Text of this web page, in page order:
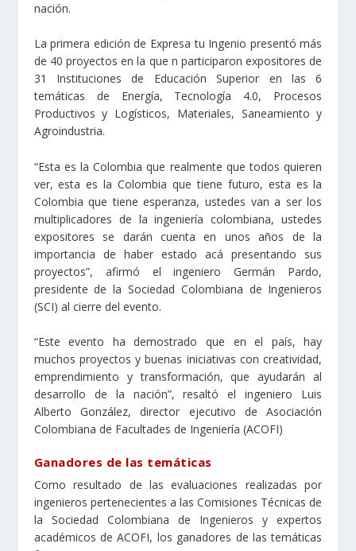
nación.
La primera edición de Expresa tu Ingenio presentó más
de 40 proyectos en la que n participaron expositores de
31 Instituciones de Educación Superior en las 6
temáticas de Energía, Tecnología 4.0, Procesos
Productivos y Logísticos, Materiales, Saneamiento y
Agroindustria.
“Esta es la Colombia que realmente que todos quieren
ver, esta es la Colombia que tiene futuro, esta es la
Colombia que tiene esperanza, ustedes van a ser los
multiplicadores de la ingeniería colombiana, ustedes
expositores se darán cuenta en unos años de la
importancia de haber estado acá presentando sus
proyectos”, afirmó el ingeniero Germán Pardo,
presidente de la Sociedad Colombiana de Ingenieros
(SCI) al cierre del evento.
“Este evento ha demostrado que en el país, hay
muchos proyectos y buenas iniciativas con creatividad,
emprendimiento y transformación, que ayudarán al
desarrollo de la nación”, resaltó el ingeniero Luis
Alberto González, director ejecutivo de Asociación
Colombiana de Facultades de Ingeniería (ACOFI)
Ganadores de las temáticas
Como resultado de las evaluaciones realizadas por
ingenieros pertenecientes a las Comisiones Técnicas de
la Sociedad Colombiana de Ingenieros y expertos
académicos de ACOFI, los ganadores de las temáticas